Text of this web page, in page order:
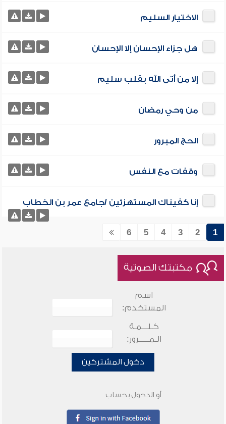
الاختيار السليم
هل جزاء الإحسان إلا الإحسان
إلا من أتى الله بقلب سليم
من وحي رمضان
الحج المبرور
وقفات مع النفس
إنا كفيناك المستهزئين /جامع عمر بن الخطاب
1
2
3
4
5
6
مكتبتك الصوتية
اسم
المستخدم:
كـلـــمـة
الـمـــــرور:
دخول المشتركين
أو الدخول بحساب